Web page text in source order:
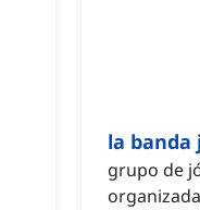
la banda
grupo de